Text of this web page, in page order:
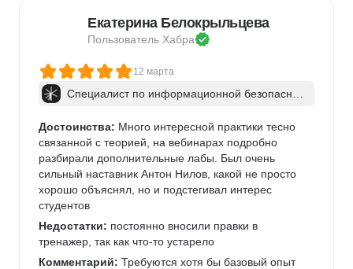
Екатерина Белокрыльцева
Пользователь Хабра
12 марта
Специалист по информационной безопаснос
Достоинства: Много интересной практики тесно
связанной с теорией, на вебинарах подробно
разбирали дополнительные лабы. Был очень
сильный наставник Антон Нилов, какой не просто
хорошо объяснял, но и подстегивал интерес
студентов
Недостатки: постоянно вносили правки в
тренажер, так как что-то устарело
Комментарий: Требуются хотя бы базовый опыт